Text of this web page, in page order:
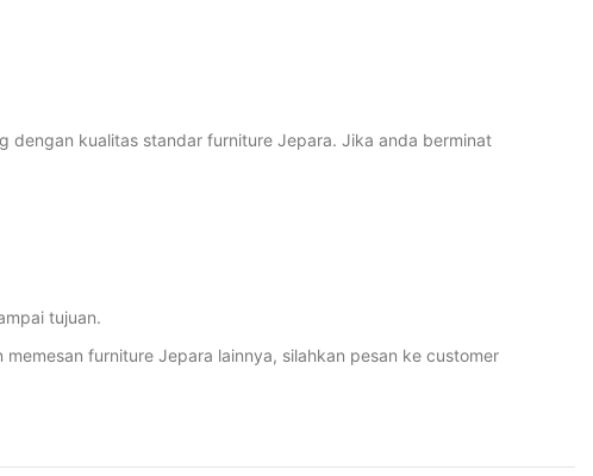
dengan kualitas standar furniture Jepara. Jika anda berminat
tujuan.
furniture Jepara lainnya, silahkan pesan ke customer